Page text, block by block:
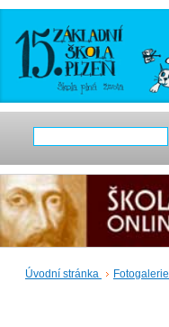
Úvodní stránka Fotogalerie